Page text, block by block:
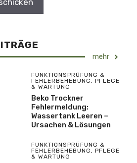
mehr
FUNKTIONSPRÜFUNG &
FEHLERBEHEBUNG, PFLEGE
& WARTUNG
Beko Trockner
Fehlermeldung:
Wassertank Leeren –
Ursachen & Lösungen
FUNKTIONSPRÜFUNG &
FEHLERBEHEBUNG, PFLEGE
& WARTUNG